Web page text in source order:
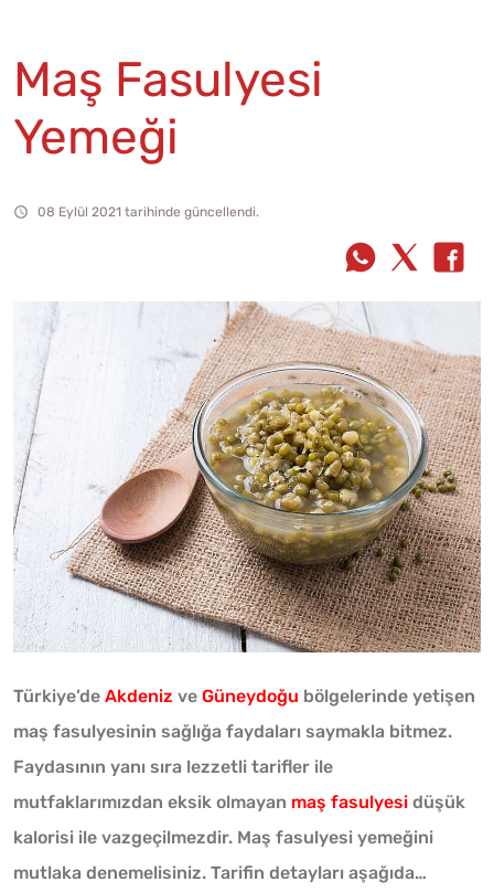
Maş Fasulyesi
Yemeği
08 Eylül 2021 tarihinde güncellendi.
Türkiye’de Akdeniz ve Güneydoğu bölgelerinde yetişen
maş fasulyesinin sağlığa faydaları saymakla bitmez.
Faydasının yanı sıra lezzetli tarifler ile
mutfaklarımızdan eksik olmayan maş fasulyesi düşük
kalorisi ile vazgeçilmezdir. Maş fasulyesi yemeğini
mutlaka denemelisiniz. Tarifin detayları aşağıda…